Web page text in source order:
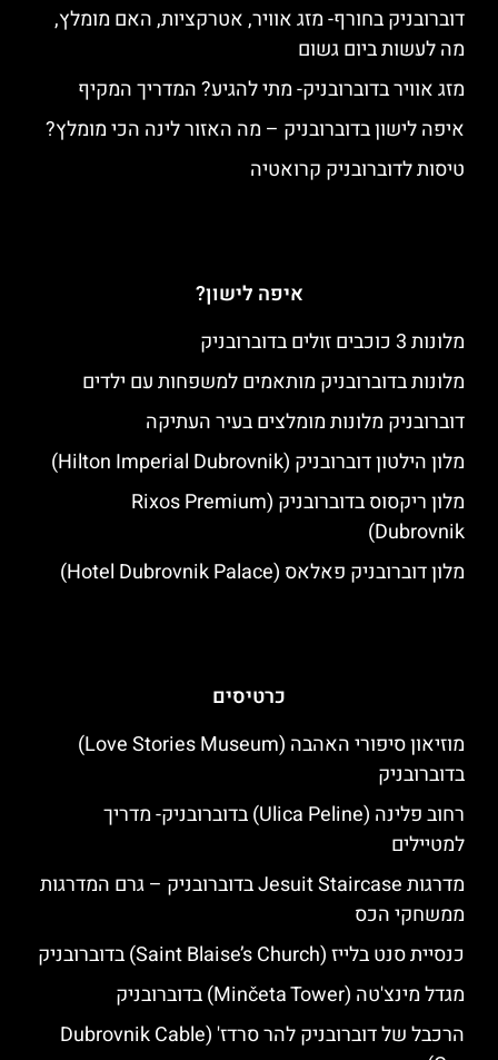
דוברובניק בחורף- מזג אוויר, אטרקציות, האם מומלץ,
מה לעשות ביום גשום
מזג אוויר בדוברובניק- מתי להגיע? המדריך המקיף
איפה לישון בדוברובניק – מה האזור לינה הכי מומלץ?
טיסות לדוברובניק קרואטיה
איפה לישון?
מלונות 3 כוכבים זולים בדוברובניק
מלונות בדוברובניק מותאמים למשפחות עם ילדים
דוברובניק מלונות מומלצים בעיר העתיקה
מלון הילטון דוברובניק (Hilton Imperial Dubrovnik)
מלון ריקסוס בדוברובניק (Rixos Premium
Dubrovnik)
מלון דוברובניק פאלאס (Hotel Dubrovnik Palace)
כרטיסים
מוזיאון סיפורי האהבה (Love Stories Museum)
בדוברובניק
רחוב פלינה (Ulica Peline) בדוברובניק- מדריך
למטיילים
מדרגות Jesuit Staircase בדוברובניק – גרם המדרגות
ממשחקי הכס
כנסיית סנט בלייז (Saint Blaise’s Church) בדוברובניק
מגדל מינצ'טה (Minčeta Tower) בדוברובניק
הרכבל של דוברובניק להר סרדז' (Dubrovnik Cable